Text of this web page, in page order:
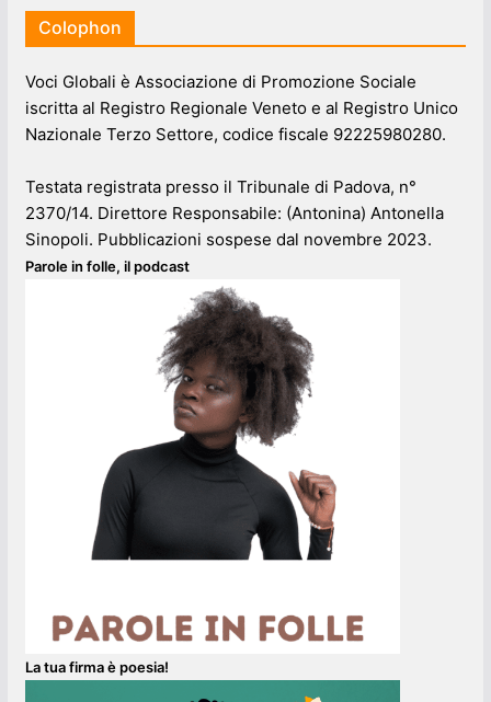
Colophon
Voci Globali è Associazione di Promozione Sociale
iscritta al Registro Regionale Veneto e al Registro Unico
Nazionale Terzo Settore, codice fiscale 92225980280.
Testata registrata presso il Tribunale di Padova, n°
2370/14. Direttore Responsabile: (Antonina) Antonella
Sinopoli. Pubblicazioni sospese dal novembre 2023.
Parole in folle, il podcast
La tua firma è poesia!